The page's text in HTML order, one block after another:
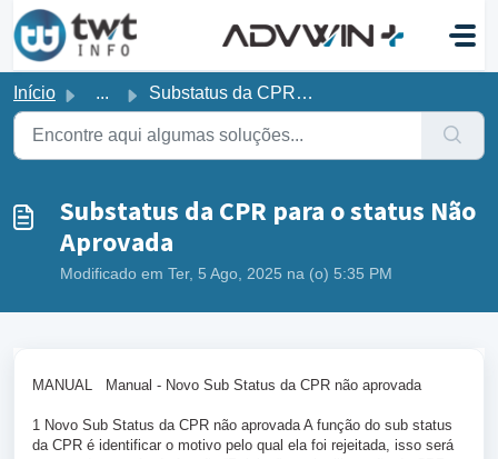
Ir para o conteúdo principal
Início ... Substatus da CPR para o status Não Aprovada
Substatus da CPR para o status Não
Aprovada
Modificado em Ter, 5 Ago, 2025 na (o) 5:35 PM
MANUAL Manual - Novo Sub Status da CPR não aprovada
1 Novo Sub Status da CPR não aprovada A função do sub status
da CPR é identificar o motivo pelo qual ela foi rejeitada, isso será